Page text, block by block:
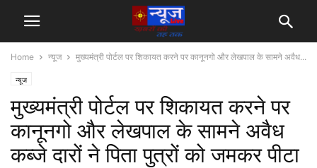
Home न्यूज मुख्यमंत्री पोर्टल पर शिकायत करने पर कानूनगो और लेखपाल के सामने अवैध...
न्यूज
मुख्यमंत्री पोर्टल पर शिकायत करने पर
कानूनगो और लेखपाल के सामने अवैध
कब्जे दारों ने पिता पुत्रों को जमकर पीटा